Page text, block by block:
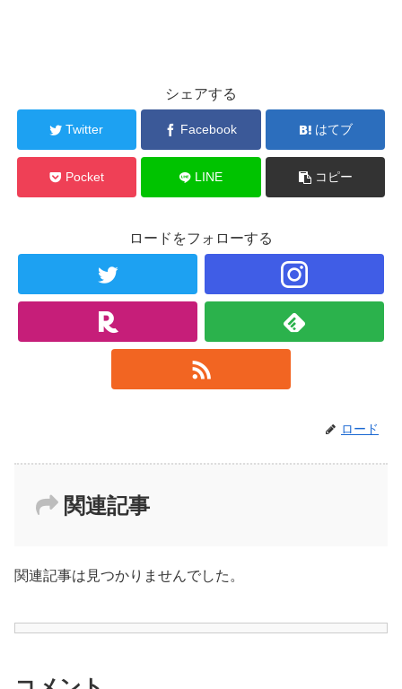
シェアする
Twitter Facebook はてブ
Pocket LINE コピー
ロードをフォローする
ロード
関連記事
関連記事は見つかりませんでした。